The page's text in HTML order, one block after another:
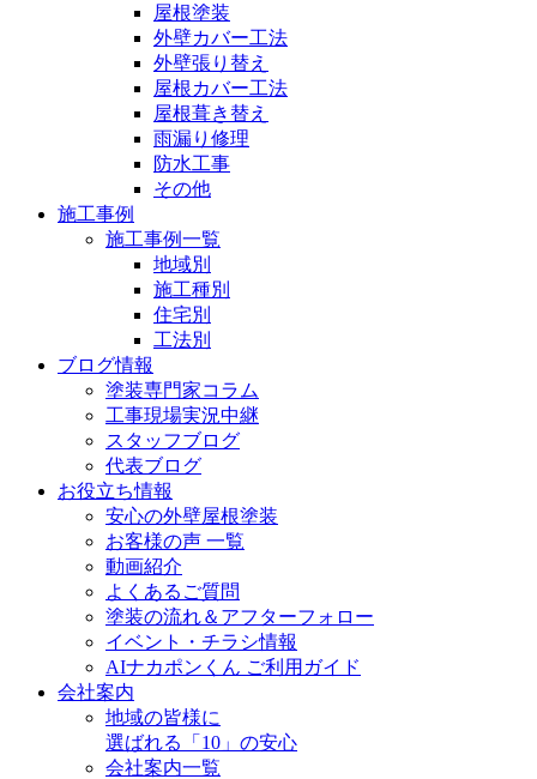
屋根塗装
外壁カバー工法
外壁張り替え
屋根カバー工法
屋根葺き替え
雨漏り修理
防水工事
その他
施工事例
施工事例一覧
地域別
施工種別
住宅別
工法別
ブログ情報
塗装専門家コラム
工事現場実況中継
スタッフブログ
代表ブログ
お役立ち情報
安心の外壁屋根塗装
お客様の声 一覧
動画紹介
よくあるご質問
塗装の流れ＆アフターフォロー
イベント・チラシ情報
AIナカポンくん ご利用ガイド
会社案内
地域の皆様に
選ばれる「10」の安心
会社案内一覧